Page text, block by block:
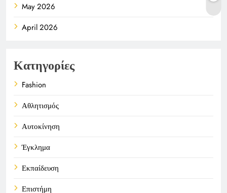
May 2026
April 2026
Κατηγορίες
Fashion
Αθλητισμός
Αυτοκίνηση
Έγκλημα
Εκπαίδευση
Επιστήμη